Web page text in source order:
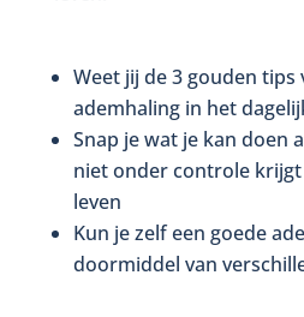
Weet jij de 3 gouden tips
ademhaling in het
Snap je wat je kan doen
niet onder controle
leven
Kun je zelf een goede
doormiddel van